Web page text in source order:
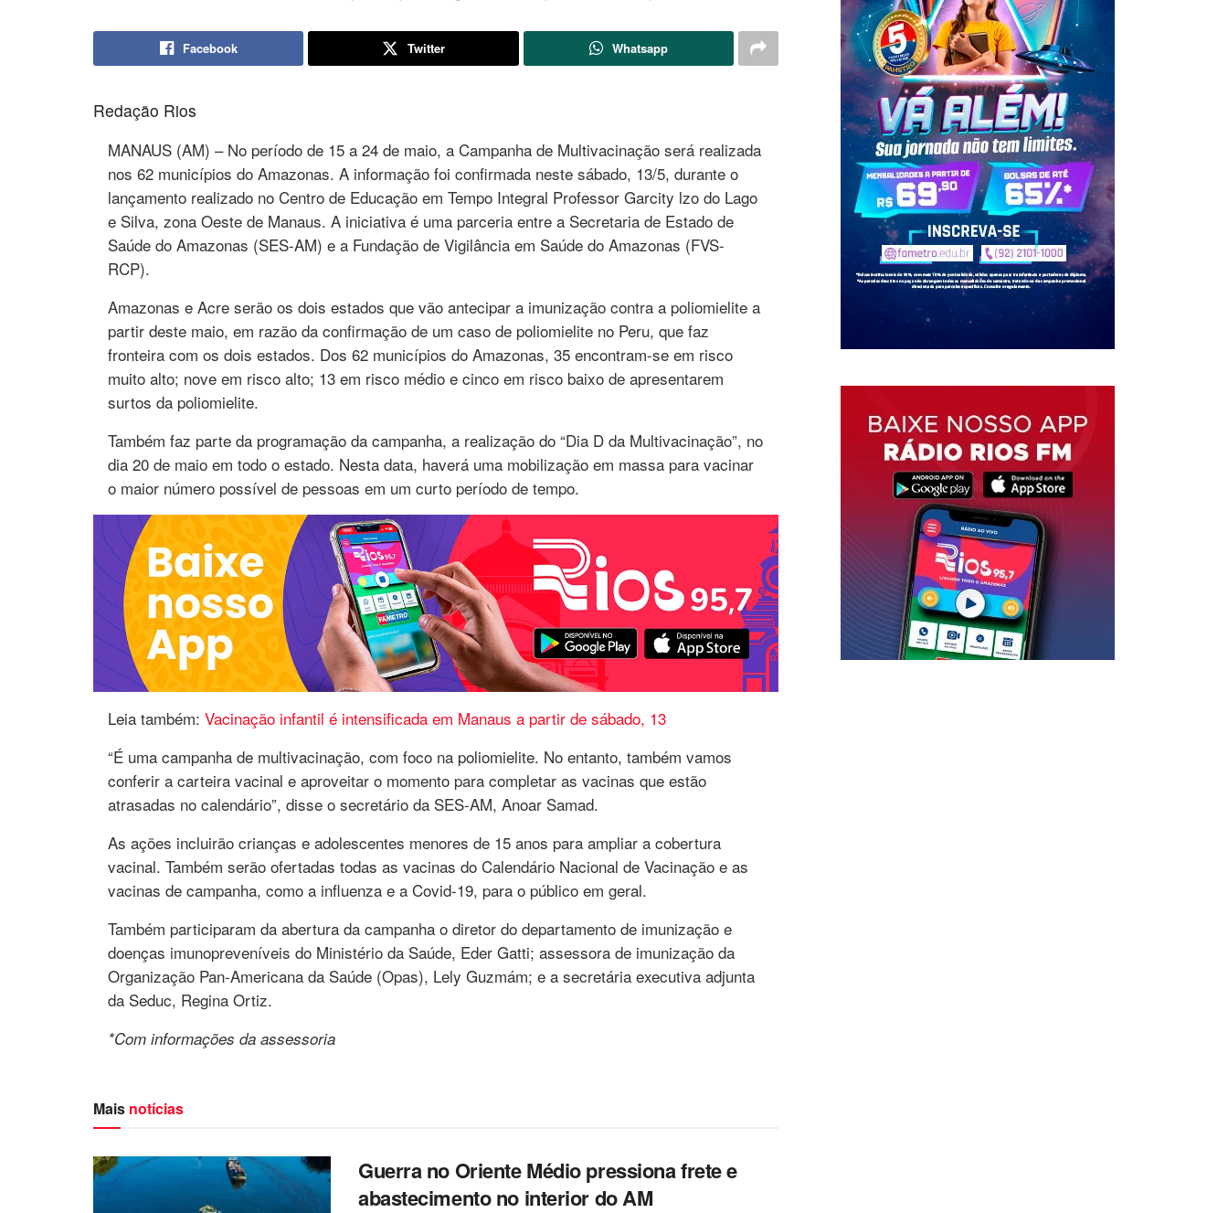
Facebook Twitter Whatsapp
Redação Rios
MANAUS (AM) – No período de 15 a 24 de maio, a Campanha de Multivacinação será realizada
nos 62 municípios do Amazonas. A informação foi confirmada neste sábado, 13/5, durante o
lançamento realizado no Centro de Educação em Tempo Integral Professor Garcity lzo do Lago
e Silva, zona Oeste de Manaus. A iniciativa é uma parceria entre a Secretaria de Estado de
Saúde do Amazonas (SES-AM) e a Fundação de Vigilância em Saúde do Amazonas (FVS-
RCP).
Amazonas e Acre serão os dois estados que vão antecipar a imunização contra a poliomielite a
partir deste maio, em razão da confirmação de um caso de poliomielite no Peru, que faz
fronteira com os dois estados. Dos 62 municípios do Amazonas, 35 encontram-se em risco
muito alto; nove em risco alto; 13 em risco médio e cinco em risco baixo de apresentarem
surtos da poliomielite.
Também faz parte da programação da campanha, a realização do “Dia D da Multivacinação”, no
dia 20 de maio em todo o estado. Nesta data, haverá uma mobilização em massa para vacinar
o maior número possível de pessoas em um curto período de tempo.
Leia também: Vacinação infantil é intensificada em Manaus a partir de sábado, 13
“É uma campanha de multivacinação, com foco na poliomielite. No entanto, também vamos
conferir a carteira vacinal e aproveitar o momento para completar as vacinas que estão
atrasadas no calendário”, disse o secretário da SES-AM, Anoar Samad.
As ações incluirão crianças e adolescentes menores de 15 anos para ampliar a cobertura
vacinal. Também serão ofertadas todas as vacinas do Calendário Nacional de Vacinação e as
vacinas de campanha, como a influenza e a Covid-19, para o público em geral.
Também participaram da abertura da campanha o diretor do departamento de imunização e
doenças imunopreveníveis do Ministério da Saúde, Eder Gatti; assessora de imunização da
Organização Pan-Americana da Saúde (Opas), Lely Guzmám; e a secretária executiva adjunta
da Seduc, Regina Ortiz.
*Com informações da assessoria
Mais notícias
Guerra no Oriente Médio pressiona frete e
abastecimento no interior do AM